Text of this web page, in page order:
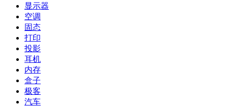
显示器
空调
固态
打印
投影
耳机
内存
盒子
极客
汽车